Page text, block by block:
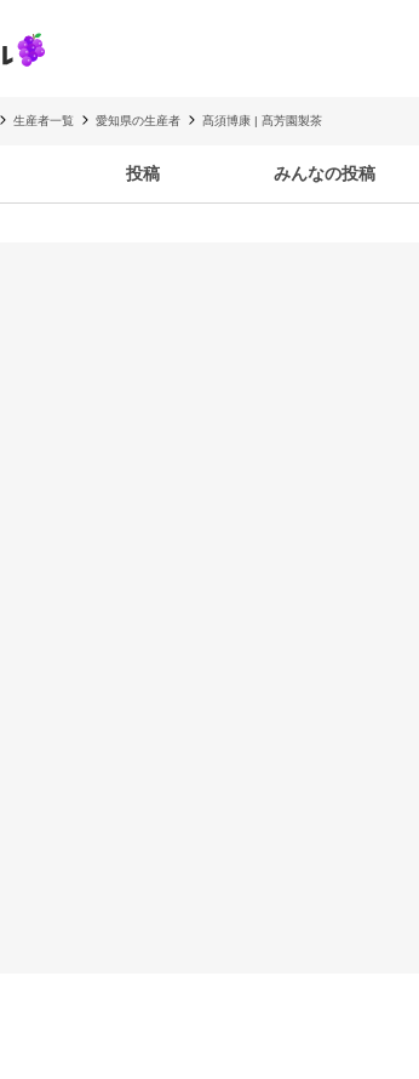
生産者一覧 愛知県の生産者 髙須博康 | 髙芳園製茶
投稿 みんなの投稿